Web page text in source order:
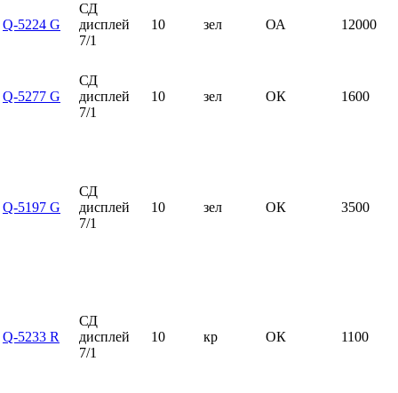
Q-5224 G
СД
дисплей
7/1
10 зел ОА 12000
Q-5277 G
СД
дисплей
7/1
10 зел ОК 1600
Q-5197 G
СД
дисплей
7/1
10 зел ОК 3500
Q-5233 R
СД
дисплей
7/1
10 кр ОК 1100